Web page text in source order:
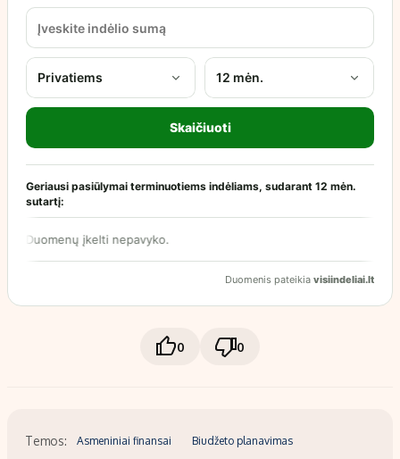
0 0
Temos: Asmeniniai finansai Biudžeto planavimas